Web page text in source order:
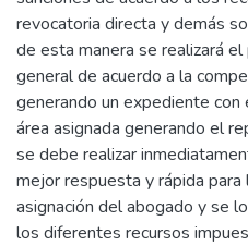
revocatoria directa y demás
de esta manera se realizará
general de acuerdo a la
generando un expediente
área asignada generando el
se debe realizar
mejor respuesta y rápida para
asignación del abogado y se
los diferentes recursos